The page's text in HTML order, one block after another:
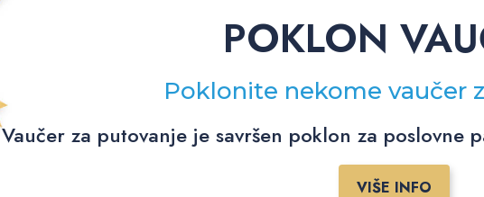
POKLON
Poklonite nekome vaučer
Vaučer za putovanje je savršen poklon za poslovne
VIŠE INFO